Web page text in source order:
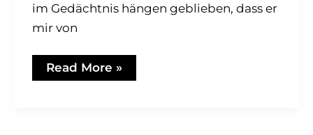
im Gedächtnis hängen geblieben, dass er
mir von
Rainbow
in
Read More »